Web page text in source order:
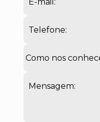
Telefone:
Mensagem: